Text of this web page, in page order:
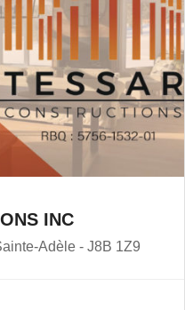
INC
Adèle - J8B 1Z9